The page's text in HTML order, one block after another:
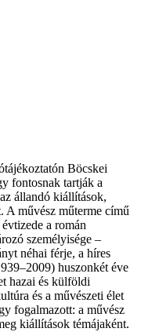
Böcskei
fontosnak tartják a
állandó kiállítások,
A művész műterme című
a román
személyisége –
néhai férje, a híres
huszonkét éve
hazai és külföldi
és a művészeti élet
fogalmazott: a művész
kiállítások témájaként.